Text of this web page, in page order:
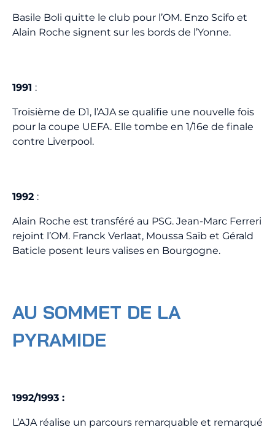
Basile Boli quitte le club pour l’OM. Enzo Scifo et
Alain Roche signent sur les bords de l’Yonne.
1991 :
Troisième de D1, l’AJA se qualifie une nouvelle fois
pour la coupe UEFA. Elle tombe en 1/16e de finale
contre Liverpool.
1992 :
Alain Roche est transféré au PSG. Jean-Marc Ferreri
rejoint l’OM. Franck Verlaat, Moussa Saïb et Gérald
Baticle posent leurs valises en Bourgogne.
AU SOMMET DE LA
PYRAMIDE
1992/1993 :
L’AJA réalise un parcours remarquable et remarqué